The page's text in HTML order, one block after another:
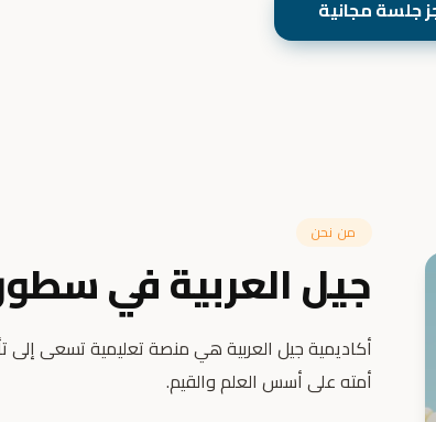
جلسة مجانية
من نحن
جيل العربية في
أكاديمية جيل العربية هي منصة تعليمية تسعى